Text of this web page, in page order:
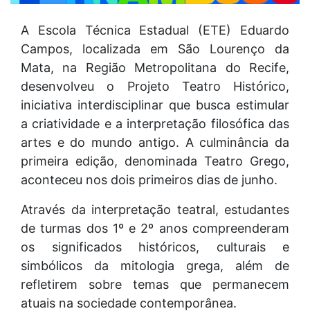
A Escola Técnica Estadual (ETE) Eduardo
Campos, localizada em São Lourenço da
Mata, na Região Metropolitana do Recife,
desenvolveu o Projeto Teatro Histórico,
iniciativa interdisciplinar que busca estimular
a criatividade e a interpretação filosófica das
artes e do mundo antigo. A culminância da
primeira edição, denominada Teatro Grego,
aconteceu nos dois primeiros dias de junho.
Através da interpretação teatral, estudantes
de turmas dos 1º e 2º anos compreenderam
os significados históricos, culturais e
simbólicos da mitologia grega, além de
refletirem sobre temas que permanecem
atuais na sociedade contemporânea.